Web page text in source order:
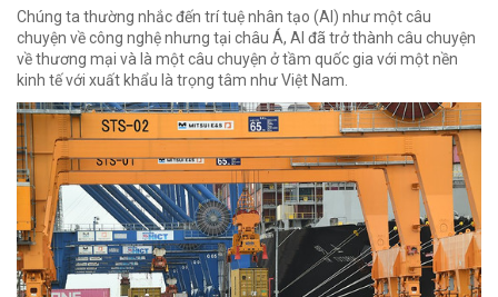
Chúng ta thường nhắc đến trí tuệ nhân tạo (AI) như một câu
chuyện về công nghệ nhưng tại châu Á, AI đã trở thành câu chuyện
về thương mại và là một câu chuyện ở tầm quốc gia với một nền
kinh tế với xuất khẩu là trọng tâm như Việt Nam.